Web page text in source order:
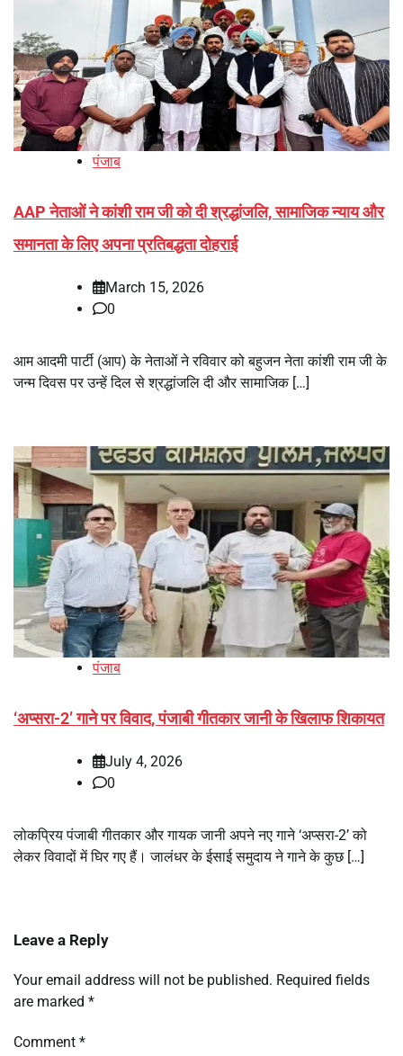
पंजाब
AAP नेताओं ने कांशी राम जी को दी श्रद्धांजलि, सामाजिक न्याय और
समानता के लिए अपना प्रतिबद्धता दोहराई
March 15, 2026
0
आम आदमी पार्टी (आप) के नेताओं ने रविवार को बहुजन नेता कांशी राम जी के
जन्म दिवस पर उन्हें दिल से श्रद्धांजलि दी और सामाजिक […]
पंजाब
‘अप्सरा-2’ गाने पर विवाद, पंजाबी गीतकार जानी के खिलाफ शिकायत
July 4, 2026
0
लोकप्रिय पंजाबी गीतकार और गायक जानी अपने नए गाने ‘अप्सरा-2’ को
लेकर विवादों में घिर गए हैं। जालंधर के ईसाई समुदाय ने गाने के कुछ […]
Leave a Reply
Your email address will not be published. Required fields
are marked *
Comment *